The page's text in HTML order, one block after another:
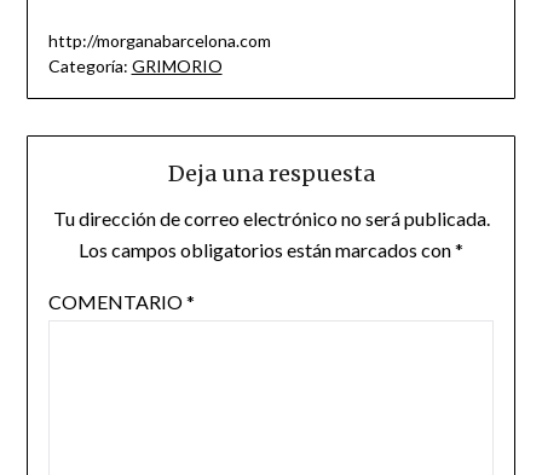
http://morganabarcelona.com
Categoría: GRIMORIO
Deja una respuesta
Tu dirección de correo electrónico no será publicada.
Los campos obligatorios están marcados con*
COMENTARIO*